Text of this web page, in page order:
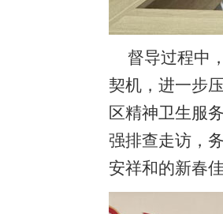
督导过程中
契机，进一步
区精神卫生服
强排查走访，
安祥和的新春